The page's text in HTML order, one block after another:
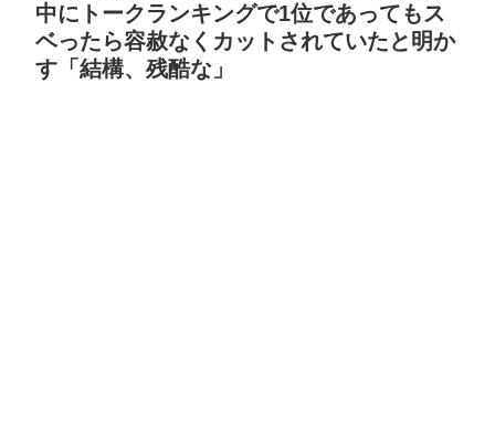
中にトークランキングで1位であってもス
ベったら容赦なくカットされていたと明か
す「結構、残酷な」